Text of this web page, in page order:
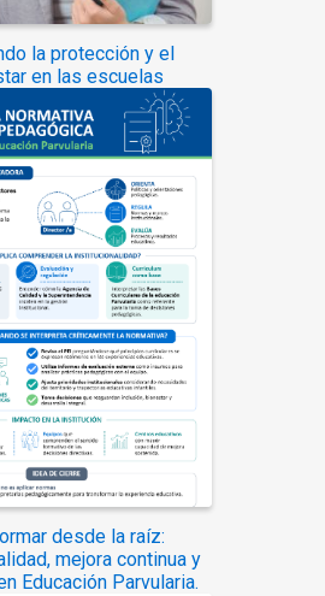
la protección y el
en las escuelas
desde la raíz:
mejora continua y
Educación Parvularia.